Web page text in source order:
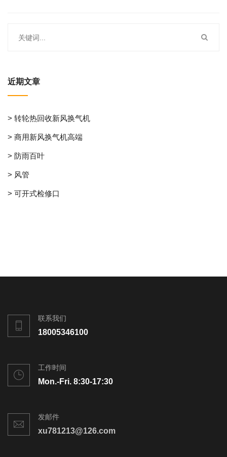
近期文章
> 转轮热回收新风换气机
> 商用新风换气机高端
> 防雨百叶
> 风管
> 可开式检修口
联系我们
18005346100
工作时间
Mon.-Fri. 8:30-17:30
发邮件
xu781213@126.com